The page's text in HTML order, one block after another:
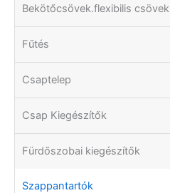
Bekötőcsövek.flexibilis csövek
Fűtés
Csaptelep
Csap Kiegészítők
Fürdőszobai kiegészítők
Szappantartók